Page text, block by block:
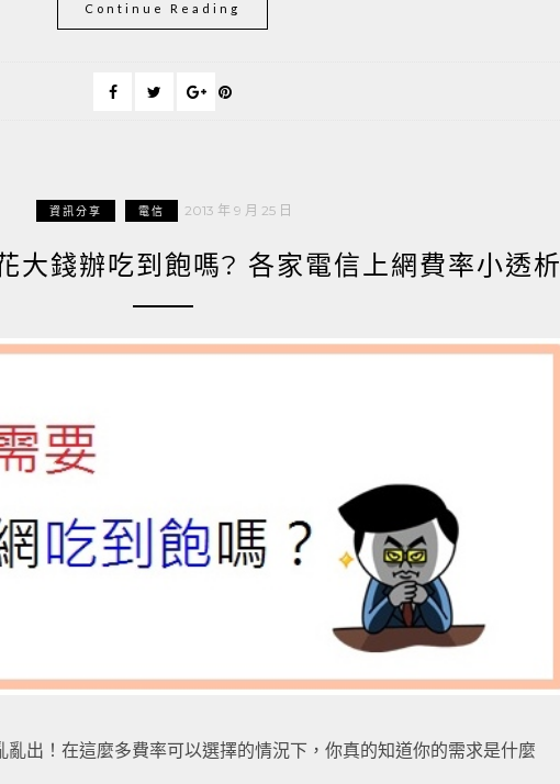
Continue Reading
資訊分享 電信 2013 年 9 月 25 日
大錢辦吃到飽嗎? 各家電信上網費率小透析
出！在這麼多費率可以選擇的情況下，你真的知道你的需求是什麼